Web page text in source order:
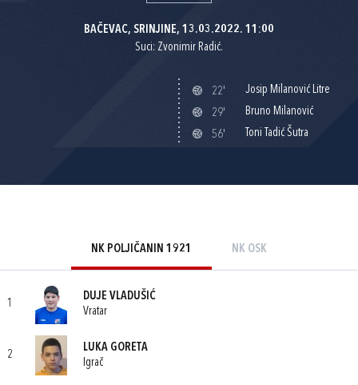
BAČEVAC, SRINJINE, 13.03.2022. 11:00
Suci: Zvonimir Radić.
22'
Josip Milanović Litre
29'
Bruno Milanović
56'
Toni Tadić Šutra
NK POLJIČANIN 1921 NK OSK
1
DUJE VLADUŠIĆ
Vratar
2
LUKA GORETA
Igrač